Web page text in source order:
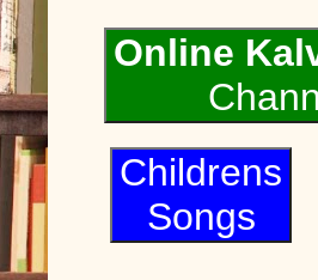
Online
Childrens
Songs